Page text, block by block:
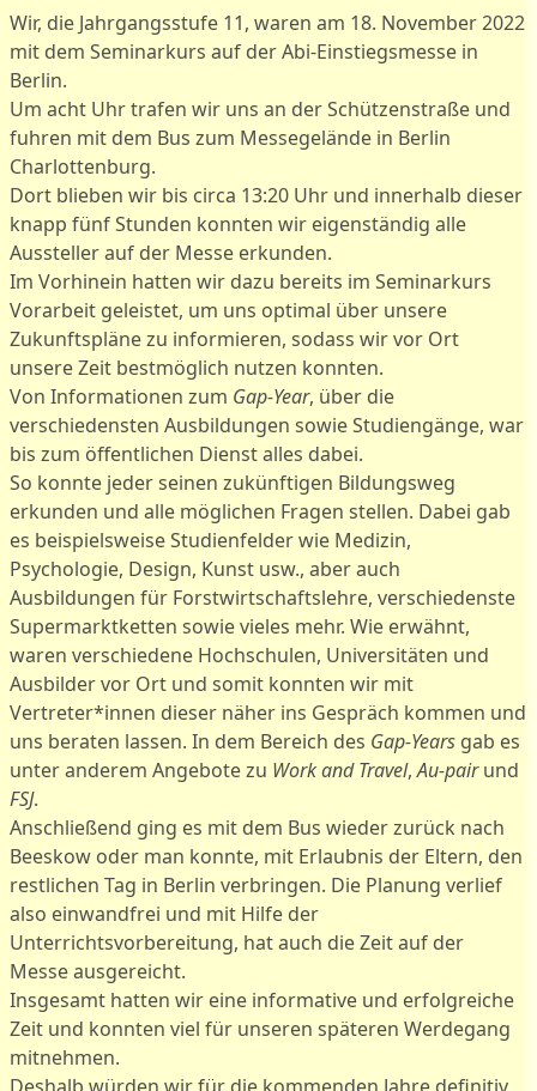
Wir, die Jahrgangsstufe 11, waren am 18. November 2022
mit dem Seminarkurs auf der Abi-Einstiegsmesse in
Berlin.
Um acht Uhr trafen wir uns an der Schützenstraße und
fuhren mit dem Bus zum Messegelände in Berlin
Charlottenburg.
Dort blieben wir bis circa 13:20 Uhr und innerhalb dieser
knapp fünf Stunden konnten wir eigenständig alle
Aussteller auf der Messe erkunden.
Im Vorhinein hatten wir dazu bereits im Seminarkurs
Vorarbeit geleistet, um uns optimal über unsere
Zukunftspläne zu informieren, sodass wir vor Ort
unsere Zeit bestmöglich nutzen konnten.
Von Informationen zum Gap-Year, über die
verschiedensten Ausbildungen sowie Studiengänge, war
bis zum öffentlichen Dienst alles dabei.
So konnte jeder seinen zukünftigen Bildungsweg
erkunden und alle möglichen Fragen stellen. Dabei gab
es beispielsweise Studienfelder wie Medizin,
Psychologie, Design, Kunst usw., aber auch
Ausbildungen für Forstwirtschaftslehre, verschiedenste
Supermarktketten sowie vieles mehr. Wie erwähnt,
waren verschiedene Hochschulen, Universitäten und
Ausbilder vor Ort und somit konnten wir mit
Vertreter*innen dieser näher ins Gespräch kommen und
uns beraten lassen. In dem Bereich des Gap-Years gab es
unter anderem Angebote zu Work and Travel,Au-pairund
FSJ.
Anschließend ging es mit dem Bus wieder zurück nach
Beeskow oder man konnte, mit Erlaubnis der Eltern, den
restlichen Tag in Berlin verbringen. Die Planung verlief
also einwandfrei und mit Hilfe der
Unterrichtsvorbereitung, hat auch die Zeit auf der
Messe ausgereicht.
Insgesamt hatten wir eine informative und erfolgreiche
Zeit und konnten viel für unseren späteren Werdegang
mitnehmen.
Bilder zum Artikel: Abi-
Einstiegsmesse